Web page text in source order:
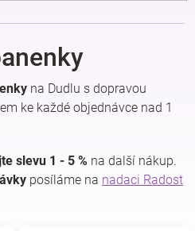
na Dudlu s dopravou
ke každé objednávce nad 1
slevu 1 - 5 % na další nákup.
posíláme na nadaci Radost